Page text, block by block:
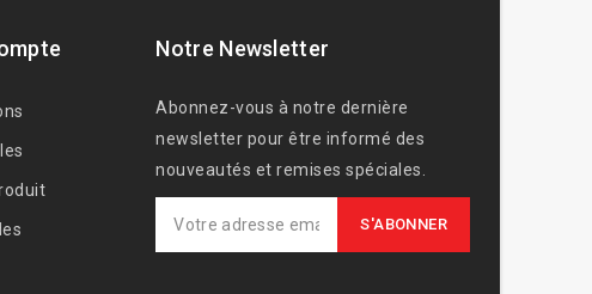
Notre Newsletter
Abonnez-vous à notre dernière
newsletter pour être informé des
nouveautés et remises spéciales.